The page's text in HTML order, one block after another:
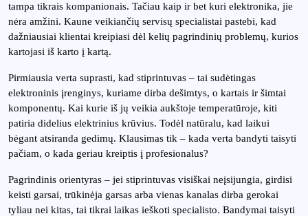
tampa tikrais kompanionais. Tačiau kaip ir bet kuri elektronika, jie
nėra amžini. Kaune veikiančių servisų specialistai pastebi, kad
dažniausiai klientai kreipiasi dėl kelių pagrindinių problemų, kurios
kartojasi iš karto į kartą.
Pirmiausia verta suprasti, kad stiprintuvas – tai sudėtingas
elektroninis įrenginys, kuriame dirba dešimtys, o kartais ir šimtai
komponentų. Kai kurie iš jų veikia aukštoje temperatūroje, kiti
patiria didelius elektrinius krūvius. Todėl natūralu, kad laikui
bėgant atsiranda gedimų. Klausimas tik – kada verta bandyti taisyti
pačiam, o kada geriau kreiptis į profesionalus?
Pagrindinis orientyras – jei stiprintuvas visiškai neįsijungia, girdisi
keisti garsai, trūkinėja garsas arba vienas kanalas dirba gerokai
tyliau nei kitas, tai tikrai laikas ieškoti specialisto. Bandymai taisyti